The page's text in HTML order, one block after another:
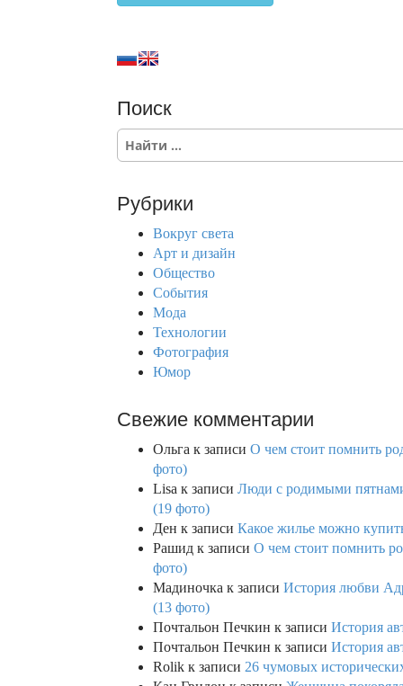
Поиск
S
c
Рубрики
Вокруг света
Арт и дизайн
Общество
События
Мода
Технологии
Фотография
Юмор
Свежие комментарии
Ольга к записи О чем стоит помнить
фото)
Lisa к записи Люди с родимыми
(19 фото)
Ден к записи Какое жилье можно
Рашид к записи О чем стоит помнить
фото)
Мадиночка к записи История любви
(13 фото)
Почтальон Печкин к записи История
Почтальон Печкин к записи История
Rolik к записи 26 чумовых